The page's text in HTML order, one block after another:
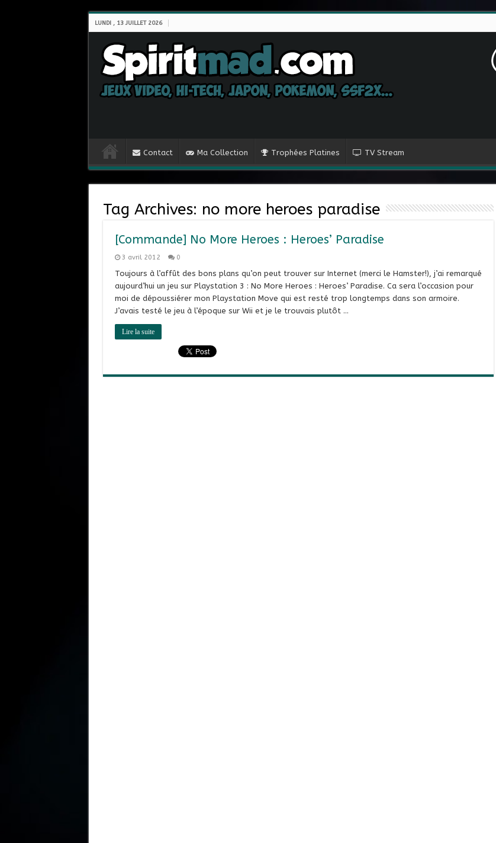
LUNDI , 13 JUILLET 2026
Contact Ma Collection Trophées Platines TV Stream
Tag Archives: no more heroes paradise
[Commande] No More Heroes : Heroes’ Paradise
3 avril 2012 0
Toujours à l’affût des bons plans qu’on peut trouver sur Internet (merci le Hamster!), j’ai remarqué
aujourd’hui un jeu sur Playstation 3 : No More Heroes : Heroes’ Paradise. Ca sera l’occasion pour
moi de dépoussiérer mon Playstation Move qui est resté trop longtemps dans son armoire.
J’avais testé le jeu à l’époque sur Wii et je le trouvais plutôt …
Lire la suite